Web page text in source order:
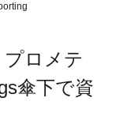
プロメテ
傘下で資